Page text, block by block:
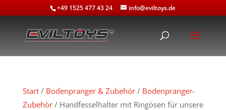
+49 1525 477 43 24 info@eviltoys.de
Start/ Bodenpranger & Zubehör/ Bodenpranger-
Zubehör/ Handfesselhalter mit Ringösen für unsere